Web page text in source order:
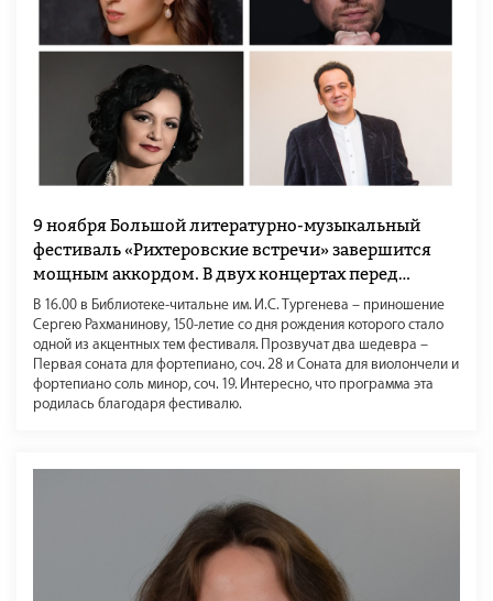
9 ноября Большой литературно-музыкальный
фестиваль «Рихтеровские встречи» завершится
мощным аккордом. В двух концертах перед
зрителями предстанут три ярких творческих
тандема: Алексей Набиулин – Кирилл Родин,
Александр Покидченко – Ирина Шишкова, Андрей
Коробейников – Алиса Гицба.
В 16.00 в Библиотеке-читальне им. И.С. Тургенева – приношение
Сергею Рахманинову, 150-летие со дня рождения которого стало
одной из акцентных тем фестиваля. Прозвучат два шедевра –
Первая соната для фортепиано, соч. 28 и Соната для виолончели и
фортепиано соль минор, соч. 19. Интересно, что программа эта
родилась благодаря фестивалю.